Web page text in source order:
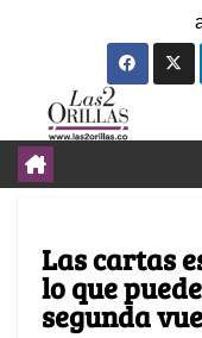
Las cartas
lo que
segunda